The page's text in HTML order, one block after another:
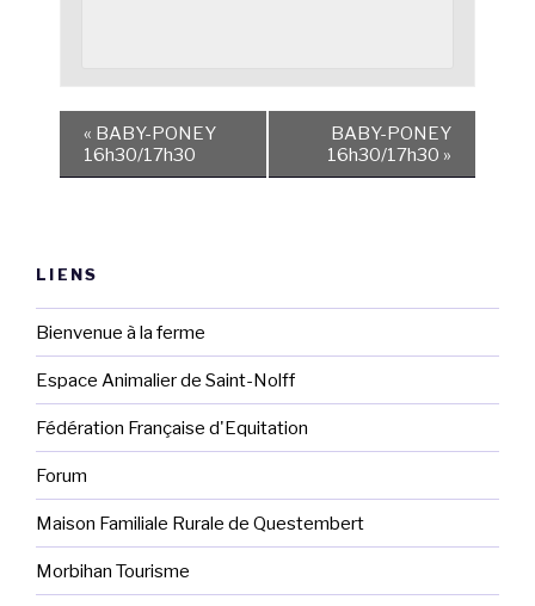
« BABY-PONEY
16h30/17h30
BABY-PONEY
16h30/17h30 »
LIENS
Bienvenue à la ferme
Espace Animalier de Saint-Nolff
Fédération Française d'Equitation
Forum
Maison Familiale Rurale de Questembert
Morbihan Tourisme